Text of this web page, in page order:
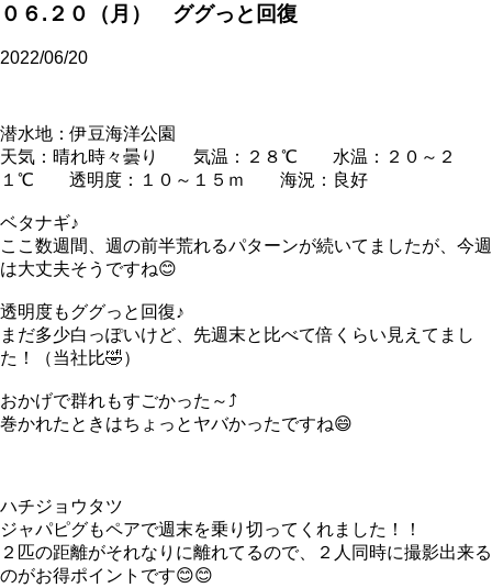
０６.２０（月） ググっと回復
2022/06/20
潜水地：伊豆海洋公園
天気：晴れ時々曇り 気温：２８℃ 水温：２０～２
１℃ 透明度：１０～１５ｍ 海況：良好
ベタナギ♪
ここ数週間、週の前半荒れるパターンが続いてましたが、今週
は大丈夫そうですね😊
透明度もググっと回復♪
まだ多少白っぽいけど、先週末と比べて倍くらい見えてまし
た！（当社比🤣）
おかげで群れもすごかった～⤴
巻かれたときはちょっとヤバかったですね😄
ハチジョウタツ
ジャパピグもペアで週末を乗り切ってくれました！！
２匹の距離がそれなりに離れてるので、２人同時に撮影出来る
のがお得ポイントです😊😊